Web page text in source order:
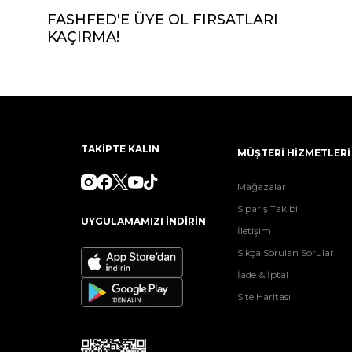
FASHFED'E ÜYE OL FIRSATLARI
KAÇIRMA!
TAKİPTE KALIN
UYGULAMAMIZI İNDİRİN
MÜŞTERİ HİZMETLERİ
Mağazalar
Sipariş Takibi
İletişim
Sıkça Sorulan Sorular
İade & İptal
Site Haritası